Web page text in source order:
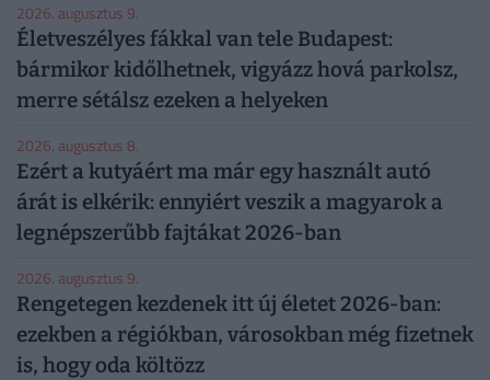
2026. augusztus 9.
Életveszélyes fákkal van tele Budapest:
bármikor kidőlhetnek, vigyázz hová parkolsz,
merre sétálsz ezeken a helyeken
2026. augusztus 8.
Ezért a kutyáért ma már egy használt autó
árát is elkérik: ennyiért veszik a magyarok a
legnépszerűbb fajtákat 2026-ban
2026. augusztus 9.
Rengetegen kezdenek itt új életet 2026-ban:
ezekben a régiókban, városokban még fizetnek
is, hogy oda költözz